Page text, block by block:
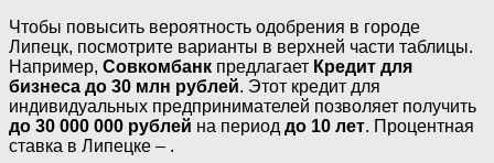
Чтобы повысить вероятность одобрения в городе
Липецк, посмотрите варианты в верхней части таблицы.
Например, Совкомбанк предлагает Кредит для
бизнеса до 30 млн рублей. Этот кредит для
индивидуальных предпринимателей позволяет получить
до 30 000 000 рублей на период до 10 лет. Процентная
ставка в Липецке – .